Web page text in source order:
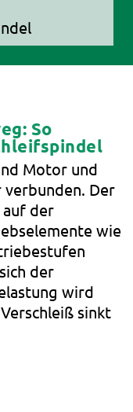
So
Motor und
Der
der
wie
der
wird
sinkt